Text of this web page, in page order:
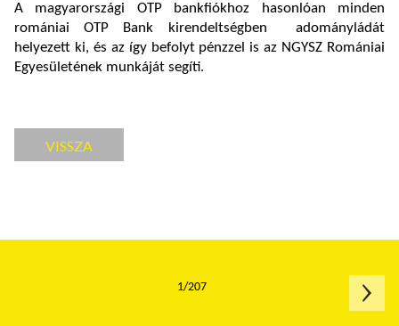
A magyarországi OTP bankfiókhoz hasonlóan minden
romániai OTP Bank kirendeltségben adományládát
helyezett ki, és az így befolyt pénzzel is az NGYSZ Romániai
Egyesületének munkáját segíti.
VISSZA
1/207